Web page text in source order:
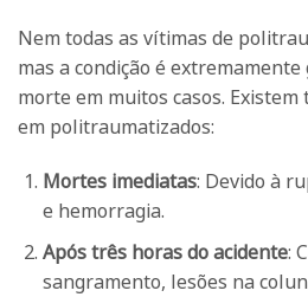
Nem todas as vítimas de
mas a condição é
morte em muitos casos. Existem
em politraumatizados:
Mortes imediatas: Devido à
e hemorragia.
Após três horas do acidente:
sangramento, lesões na